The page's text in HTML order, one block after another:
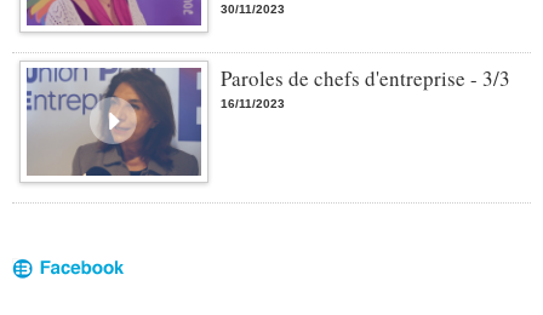
30/11/2023
Paroles de chefs d'entreprise - 3/3
16/11/2023